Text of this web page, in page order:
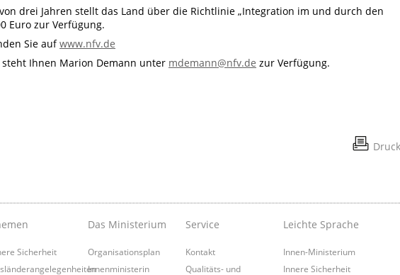
drei Jahren stellt das Land über die Richtlinie „Integration im und durch den
Euro zur Verfügung.
Sie aufwww.nfv.de
Ihnen Marion Demann unter mdemann@nfv.de zur Verfügung.
Sicherheit
Das Ministerium
Organisationsplan
Innenministerin
Service
Kontakt
Qualitäts- und
Leichte Sprache
Innen-Ministerium
Innere Sicherheit